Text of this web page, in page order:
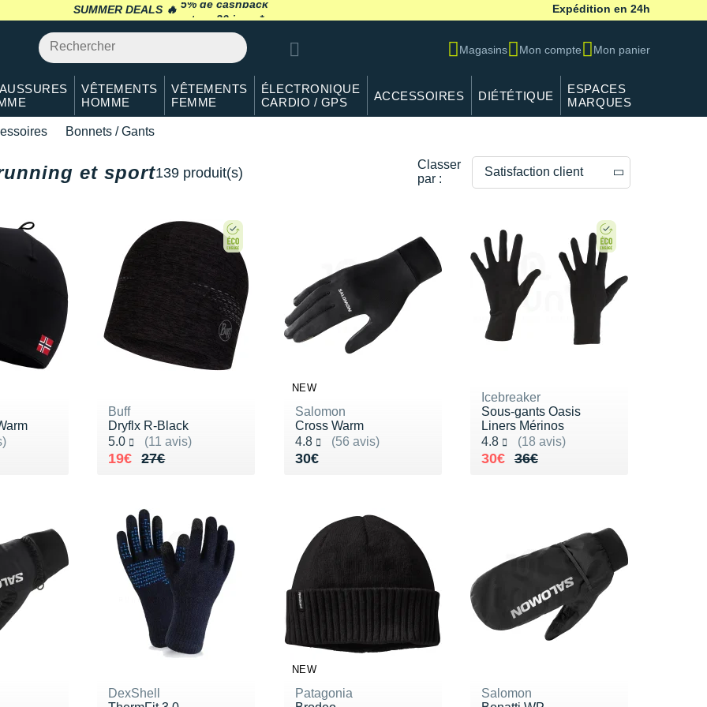
SUMMER DEALS 🔥 retour 30 jours* Expédition en 24h
Magasins Mon compte Mon panier
VÊTEMENTS
HOMME
VÊTEMENTS
FEMME
ÉLECTRONIQUE
CARDIO / GPS
ACCESSOIRES DIÉTÉTIQUE
ESPACES
MARQUES
Bonnets / Gants
et sport139 produit(s)
Classer
par :
Satisfaction client
Prix croissants
Satisfaction client
Buff
Dryflx R-Black
5.0
(11 avis)
Noté 5.0 sur 5
27€
Au lieu de 27€
19€
Vendu 19€
NEW
Salomon
Cross Warm
4.8
(56 avis)
Noté 4.8 sur 5
30€
Vendu 30€
Icebreaker
Sous-gants Oasis
Liners Mérinos
4.8
(18 avis)
Noté 4.8 sur 5
36€
Au lieu de 36€
30€
Vendu 30€
DexShell
NEW
Patagonia
Salomon